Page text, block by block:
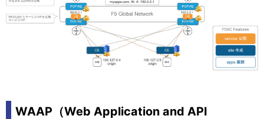
WAAP（Web Application and API